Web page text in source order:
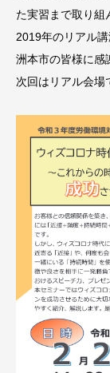
た実習まで取り組
2019年のリアル
洲本市の皆様に感
次回はリアル会場